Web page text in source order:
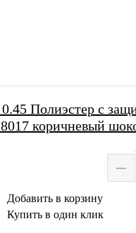
Полиэстер с
коричневый
–
Добавить в корзину
Купить в один клик